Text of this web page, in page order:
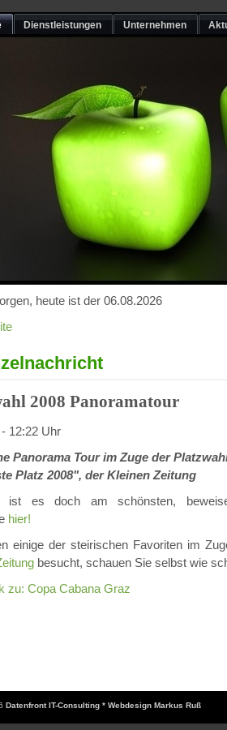
Dienstleistungen Unternehmen
heute ist der 06.08.2026
2008 Panoramatour
12:22 Uhr
Panorama Tour im Zuge der
Platz 2008", der Kleinen Zeitung
ist es doch am schönsten,
hier!
einige der steirischen Favoriten im
besucht, schauen Sie selbst wie
zu: Copa Cabana Graz
Datenfront IT-Consulting * Webdesign Markus Ruß